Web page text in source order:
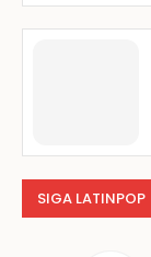
SIGA LATINPOP